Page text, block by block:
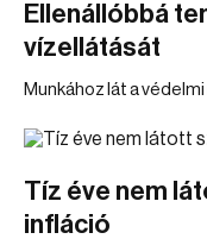
Ellenállóbbá
vízellátását
Munkához lát a
Tíz éve nem
infláció